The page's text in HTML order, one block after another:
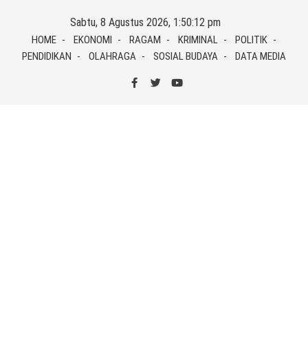
content
Sabtu, 8 Agustus 2026, 1:50:12 pm
HOME EKONOMI RAGAM KRIMINAL
POLITIK
PENDIDIKAN
OLAHRAGA SOSIAL BUDAYA DATA MEDIA